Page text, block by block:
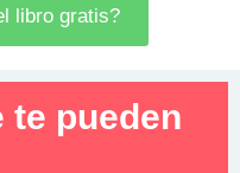
libro gratis?
te pueden